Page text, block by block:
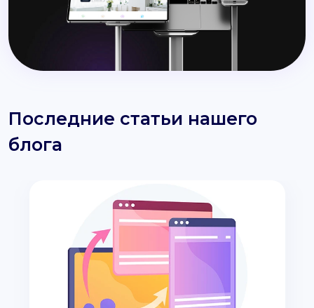
Последние статьи нашего
блога